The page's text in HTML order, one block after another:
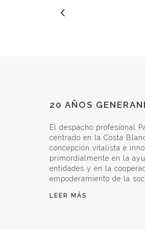
20 AÑOS
El despacho profesional
centrado en la Costa
concepción vitalista e
primordialmente en la
entidades y en la
empoderamiento de la
LEER MÁS